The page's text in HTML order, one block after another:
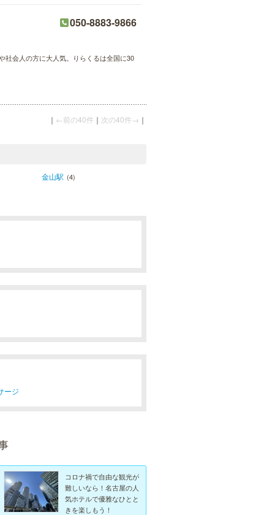
050-8883-9866
社会人の方に大人気。りらくるは全国に30
｜ ←前の40件 ｜ 次の40件→ ｜
金山駅 (4)
ージ
コロナ禍で自由な観光が
難しいなら！名古屋の人
気ホテルで優雅なひとと
きを楽しもう！